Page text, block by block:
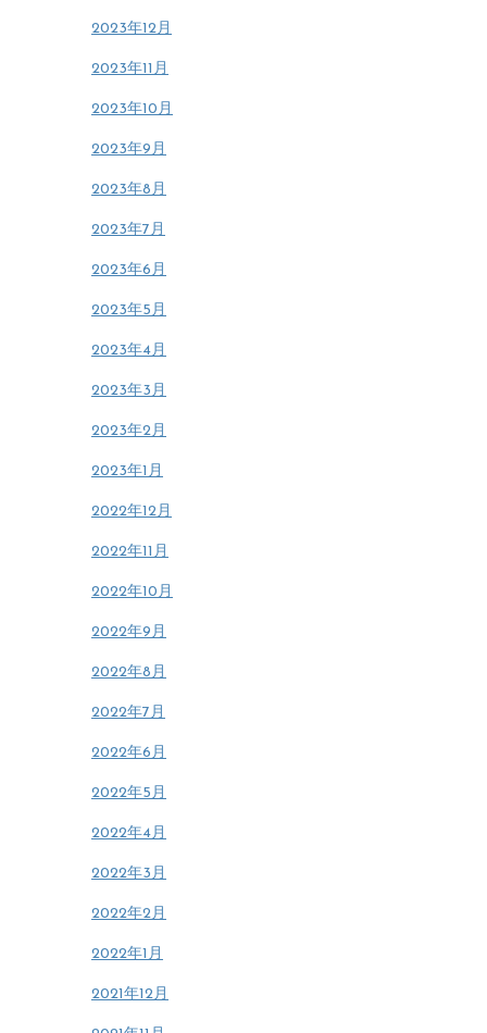
2023年12月
2023年11月
2023年10月
2023年9月
2023年8月
2023年7月
2023年6月
2023年5月
2023年4月
2023年3月
2023年2月
2023年1月
2022年12月
2022年11月
2022年10月
2022年9月
2022年8月
2022年7月
2022年6月
2022年5月
2022年4月
2022年3月
2022年2月
2022年1月
2021年12月